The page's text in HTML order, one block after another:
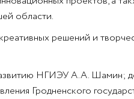
области.
решений и
НГИЭУ А.А. Шамин;
Гродненского